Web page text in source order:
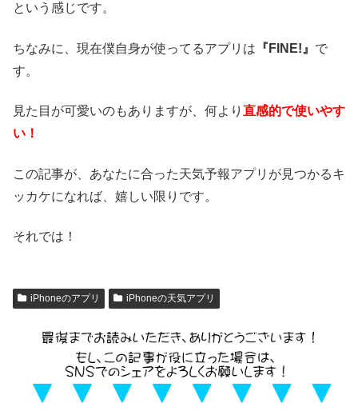
という感じです。
ちなみに、現在僕自身が使ってるアプリは 『FINE!』 で
す。
見た目が可愛いのもありますが、何より 直感的で使いやす
い！
この記事が、あなたに合った天気予報アプリが見つかるキ
ッカケになれば、嬉しい限りです。
それでは！
iPhoneのアプリ iPhoneの天気アプリ